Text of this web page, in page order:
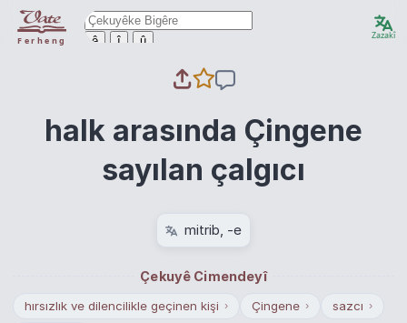
Ferheng ê î û Zazakî
halk arasında Çingene
sayılan çalgıcı
mitrib, -e
Çekuyê Cimendeyî
hırsızlık ve dilencilikle geçinen kişi › Çingene › sazcı ›